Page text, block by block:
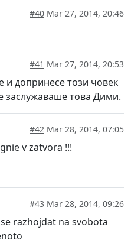
#40 Mar 27, 2014, 20:46
#41 Mar 27, 2014, 20:53
и допринесе този човек
заслужаваше това Дими.
#42 Mar 28, 2014, 07:05
v zatvora !!!
#43 Mar 28, 2014, 09:26
razhojdat na svobota